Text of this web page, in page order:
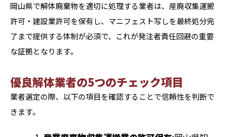
岡山県で解体廃棄物を適切に処理する業者は、産廃収集運搬
許可・建設業許可を保有し、マニフェスト写しを最終処分完
了まで提供する体制が必須で、これが発注者責任回避の重要
な証拠となります。
優良解体業者の5つのチェック項目
業者選定の際、以下の項目を確認することで信頼性を判断で
きます。